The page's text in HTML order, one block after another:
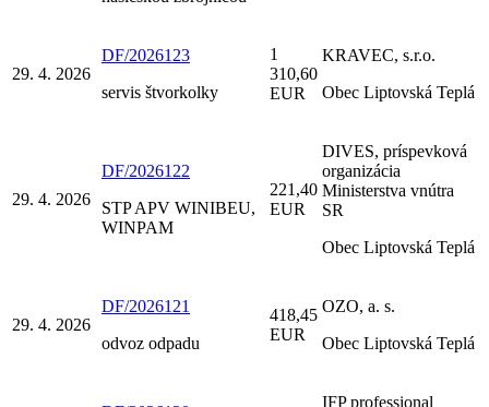
29. 4. 2026
DF/2026123
servis štvorkolky
1
310,60
EUR
KRAVEC, s.r.o.
Obec Liptovská Teplá
29. 4. 2026
DF/2026122
STP APV WINIBEU,
WINPAM
221,40
EUR
DIVES, príspevková
organizácia
Ministerstva vnútra
SR
Obec Liptovská Teplá
29. 4. 2026
DF/2026121
odvoz odpadu
418,45
EUR
OZO, a. s.
Obec Liptovská Teplá
IFP professional